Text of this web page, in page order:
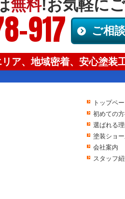
無料!お気軽に
917 ご相
ア、地域密着、安心塗装
トップペ
初めての
選ばれる
塗装ショ
会社案内
スタッフ